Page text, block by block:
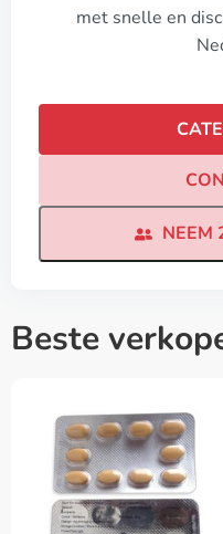
met snelle en
NEEM
Beste